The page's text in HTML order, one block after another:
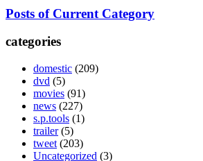
Posts of Current Category
categories
domestic (209)
dvd (5)
movies (91)
news (227)
s.p.tools (1)
trailer(5)
tweet (203)
Uncategorized (3)